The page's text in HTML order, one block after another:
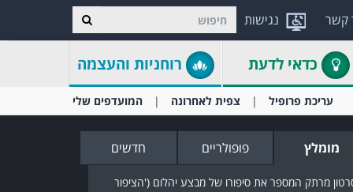
נגישות קשר
כדאי לדעת רוחניות והעצמה
עריכת פרופיל צפית לאחרונה המועדפים שלי
מומלץ פופולריים חדשים